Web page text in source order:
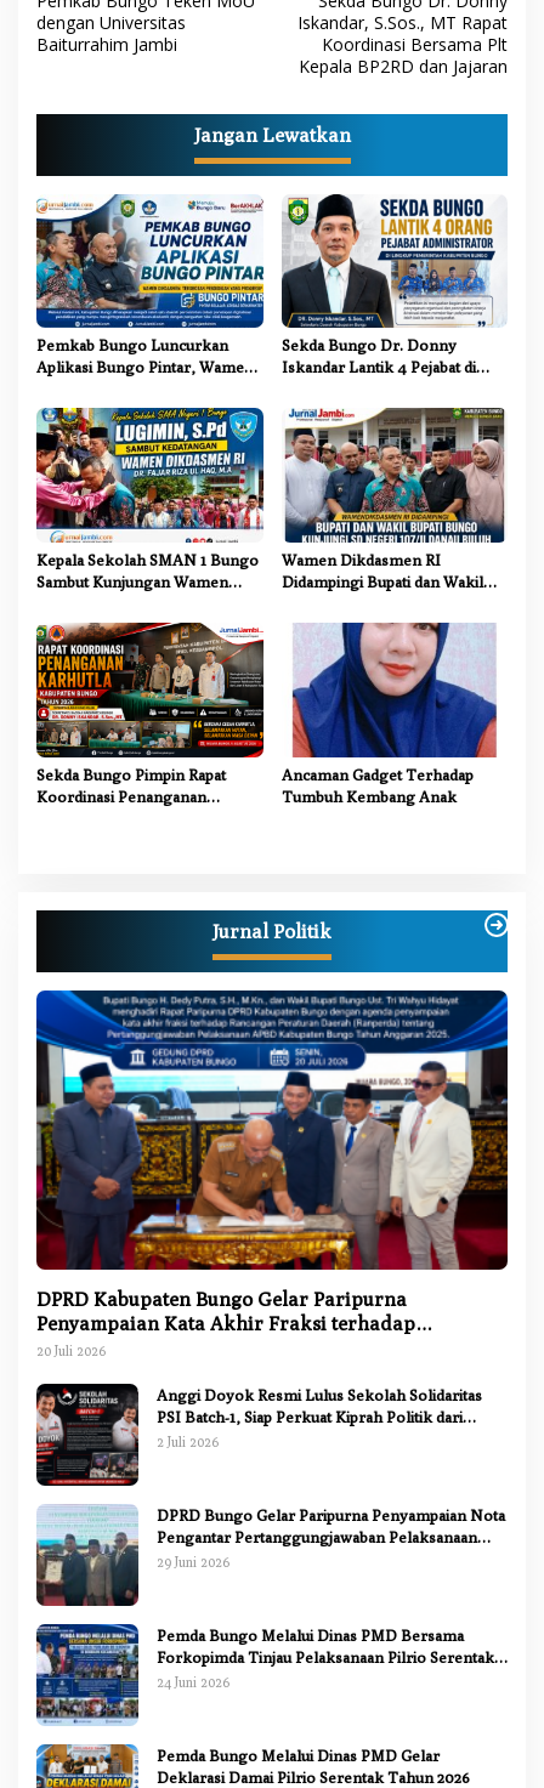
a
v
g
s
i
p
o
s
dengan Universitas
Baiturrahim Jambi
Iskandar, S.Sos., MT Rapat
Koordinasi Bersama Plt
Kepala BP2RD dan Jajaran
Jangan Lewatkan
Pemkab Bungo Luncurkan
Aplikasi Bungo Pintar, Wamen
Pendidikan yang Progresif
Sekda Bungo Dr. Donny
Iskandar Lantik 4 Pejabat di
Kepala Sekolah SMAN 1 Bungo
Sambut Kunjungan Wamen
PJJ untuk Anak Putus Sekolah
Wamen Dikdasmen RI
Didampingi Bupati dan Wakil
SD Negeri 107/II Danau Buluh
Sekda Bungo Pimpin Rapat
Koordinasi Penanganan
Ancaman Gadget Terhadap
Tumbuh Kembang Anak
Jurnal Politik
DPRD Kabupaten Bungo Gelar Paripurna
Penyampaian Kata Akhir Fraksi terhadap
Ranperda Pertanggungjawaban APBD 2025
20 Juli 2026
Anggi Doyok Resmi Lulus Sekolah Solidaritas
PSI Batch-1, Siap Perkuat Kiprah Politik dari
Daerah
2 Juli 2026
DPRD Bungo Gelar Paripurna Penyampaian Nota
Pengantar Pertanggungjawaban Pelaksanaan
APBD 2025
29 Juni 2026
Pemda Bungo Melalui Dinas PMD Bersama
Forkopimda Tinjau Pelaksanaan Pilrio Serentak
2026
24 Juni 2026
Pemda Bungo Melalui Dinas PMD Gelar
Deklarasi Damai Pilrio Serentak Tahun 2026